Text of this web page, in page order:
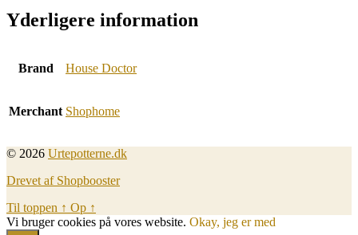
Yderligere information
Brand House Doctor
Merchant Shophome
© 2026 Urtepotterne.dk
Drevet af Shopbooster
Til toppen ↑ Op ↑
Vi bruger cookies på vores website. Okay, jeg er med